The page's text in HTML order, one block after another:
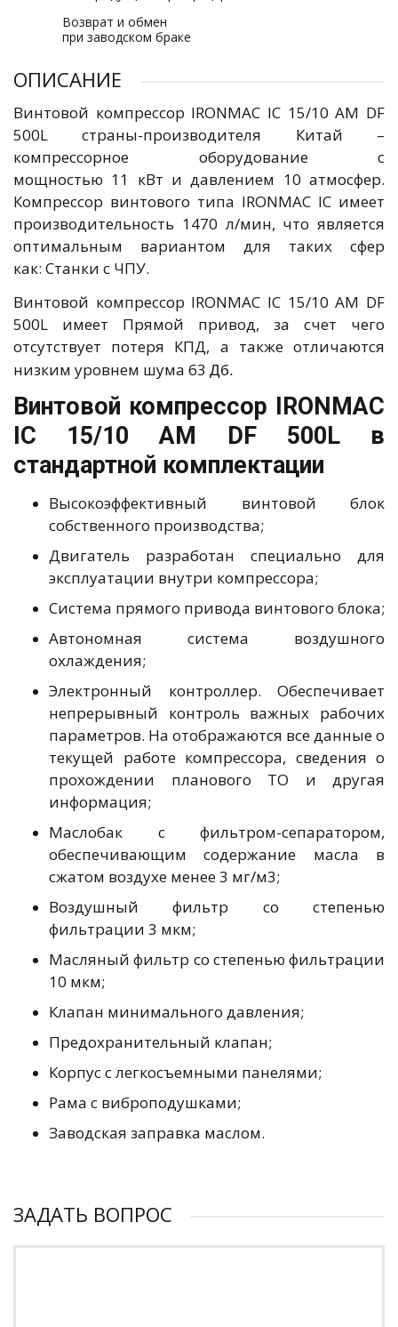
Возврат и обмен
при заводском браке
ОПИСАНИЕ
Винтовой компрессор IRONMAC IC 15/10 AM DF
500L страны-производителя Китай –
компрессорное оборудование с
мощностью 11 кВт и давлением 10 атмосфер.
Компрессор винтового типа IRONMAC IC имеет
производительность 1470 л/мин, что является
оптимальным вариантом для таких сфер
как: Станки с ЧПУ.
Винтовой компрессор IRONMAC IC 15/10 AM DF
500L имеет Прямой привод, за счет чего
отсутствует потеря КПД, а также отличаются
низким уровнем шума 63 Дб.
Винтовой компрессор IRONMAC
IC 15/10 AM DF 500L в
стандартной комплектации
Высокоэффективный винтовой блок
собственного производства;
Двигатель разработан специально для
эксплуатации внутри компрессора;
Система прямого привода винтового блока;
Автономная система воздушного
охлаждения;
Электронный контроллер. Обеспечивает
непрерывный контроль важных рабочих
параметров. На отображаются все данные о
текущей работе компрессора, сведения о
прохождении планового ТО и другая
информация;
Маслобак с фильтром-сепаратором,
обеспечивающим содержание масла в
сжатом воздухе менее 3 мг/м3;
Воздушный фильтр со степенью
фильтрации 3 мкм;
Масляный фильтр со степенью фильтрации
10 мкм;
Клапан минимального давления;
Предохранительный клапан;
Корпус с легкосъемными панелями;
Рама с виброподушками;
Заводская заправка маслом.
ЗАДАТЬ ВОПРОС